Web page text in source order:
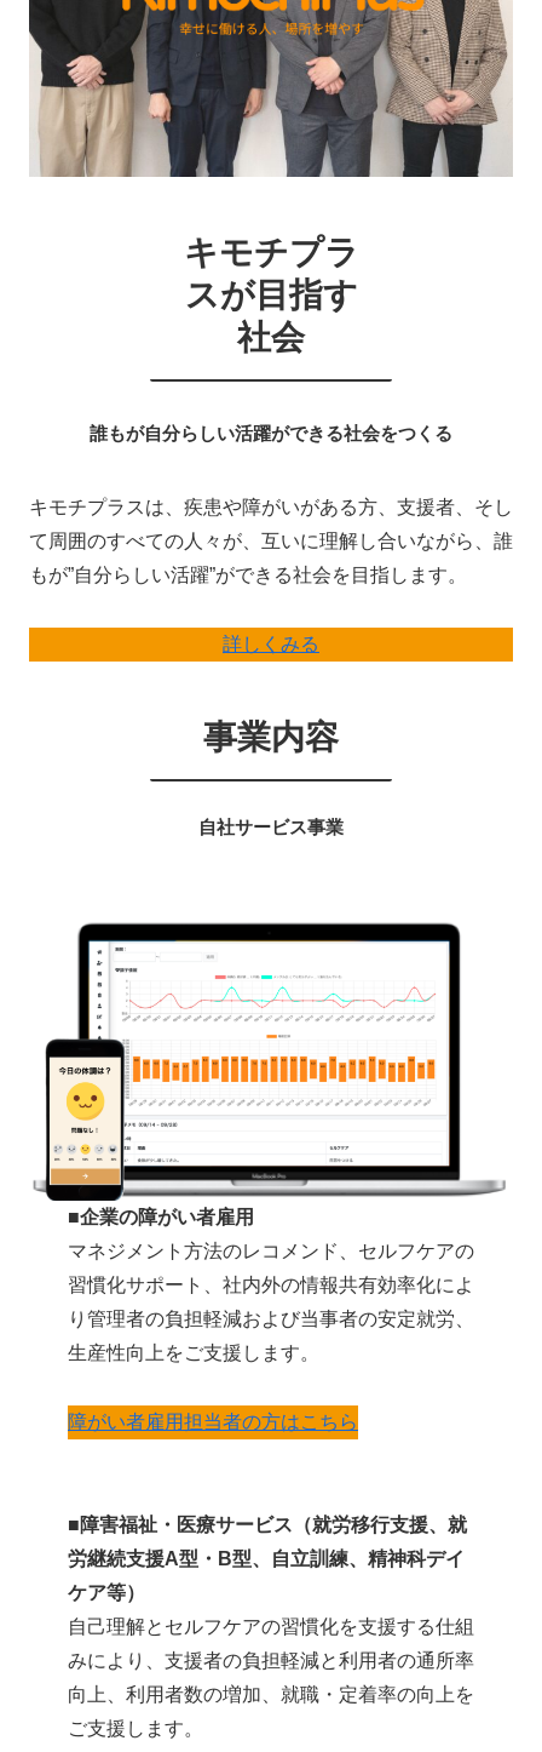
キモチプラ
スが目指す
社会
誰もが自分らしい活躍ができる社会をつくる
キモチプラスは、疾患や障がいがある方、支援者、そし
て周囲のすべての人々が、互いに理解し合いながら、誰
もが”自分らしい活躍”ができる社会を目指します。
詳しくみる
事業内容
自社サービス事業
■企業の障がい者雇用
マネジメント方法のレコメンド、セルフケアの
習慣化サポート、社内外の情報共有効率化によ
り管理者の負担軽減および当事者の安定就労、
生産性向上をご支援します。
障がい者雇用担当者の方はこちら
■障害福祉・医療サービス（就労移行支援、就
労継続支援A型・B型、自立訓練、精神科デイ
ケア等）
自己理解とセルフケアの習慣化を支援する仕組
みにより、支援者の負担軽減と利用者の通所率
向上、利用者数の増加、就職・定着率の向上を
ご支援します。